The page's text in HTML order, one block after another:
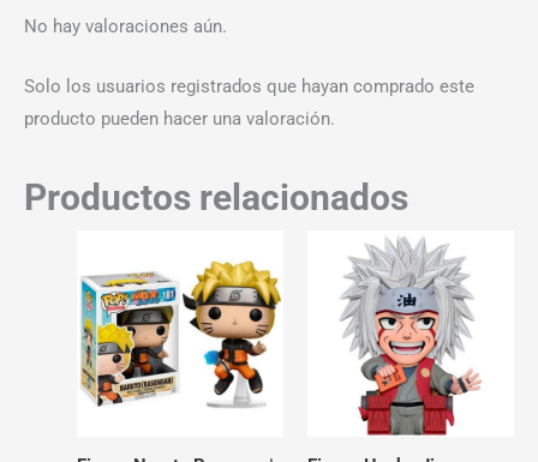
No hay valoraciones aún.
Solo los usuarios registrados que hayan comprado este
producto pueden hacer una valoración.
Productos relacionados